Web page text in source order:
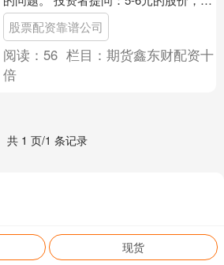
司还准备这样多久？ 格林美回复：感谢
您的....
股票配资靠谱公司
阅读： 56 栏目：期货鑫东财配资十
倍
共 1 页/1 条记录
现货